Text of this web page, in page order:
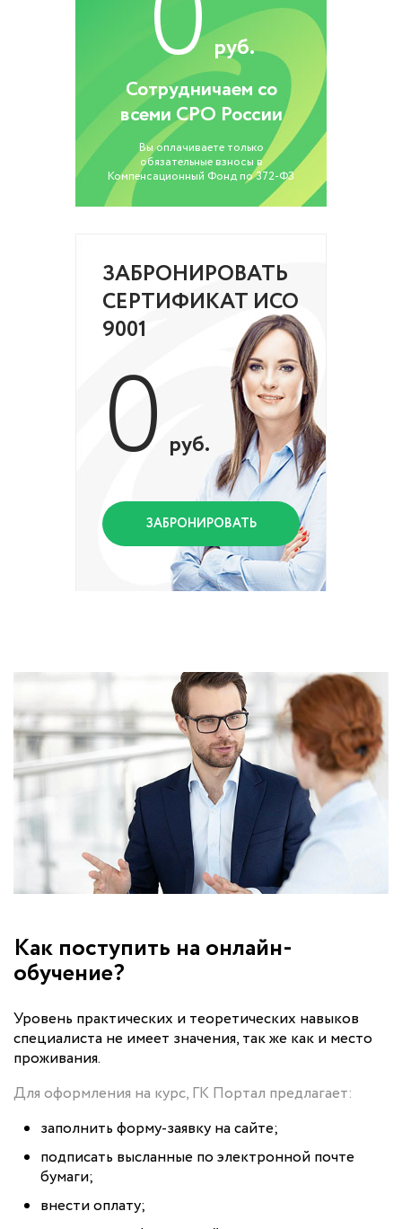
руб.
Сотрудничаем со
всеми СРО России
Вы оплачиваете только
обязательные взносы в
Компенсационный Фонд по 372-ФЗ
ЗАБРОНИРОВАТЬ
СЕРТИФИКАТ ИСО
9001
0 руб.
ЗАБРОНИРОВАТЬ
Как поступить на онлайн-
обучение?
Уровень практических и теоретических навыков
специалиста не имеет значения, так же как и место
проживания.
Для оформления на курс, ГК Портал предлагает:
заполнить форму-заявку на сайте;
подписать высланные по электронной почте
бумаги;
внести оплату;